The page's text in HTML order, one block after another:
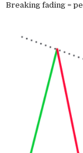
Breaking fading =